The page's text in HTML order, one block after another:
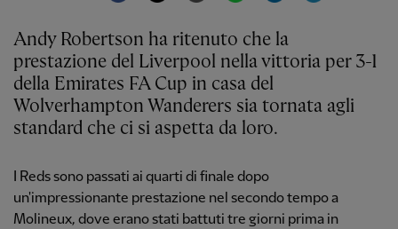
Andy Robertson ha ritenuto che la
prestazione del Liverpool nella vittoria per 3-1
della Emirates FA Cup in casa del
Wolverhampton Wanderers sia tornata agli
standard che ci si aspetta da loro.
I Reds sono passati ai quarti di finale dopo
un'impressionante prestazione nel secondo tempo a
Molineux, dove erano stati battuti tre giorni prima in